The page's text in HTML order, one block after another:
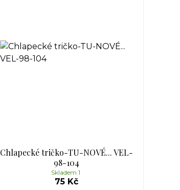
Chlapecké tričko-TU-NOVÉ... VEL-
98-104
75 Kč
Skladem 1